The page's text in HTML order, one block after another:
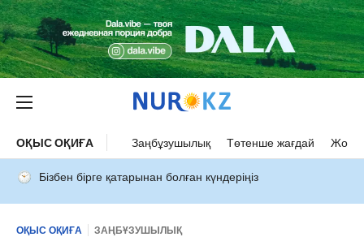
ОҚЫС ОҚИҒА Заңбұзушылық Төтенше жағдай Жол
Бізбен бірге қатарынан болған күндеріңіз
ОҚЫС ОҚИҒА ЗАҢБҰЗУШЫЛЫҚ